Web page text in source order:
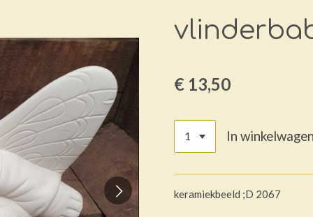
€ 13,50
In
keramiekbeeld ;D 2067